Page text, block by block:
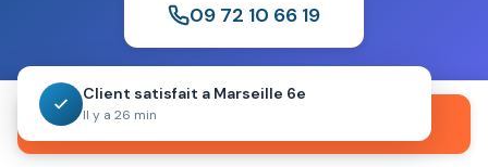
09 72 10 66 19
Devis gratuit Sans engagement Intervention 30 min
Client satisfait a Marseille 6e
Il y a 26 min